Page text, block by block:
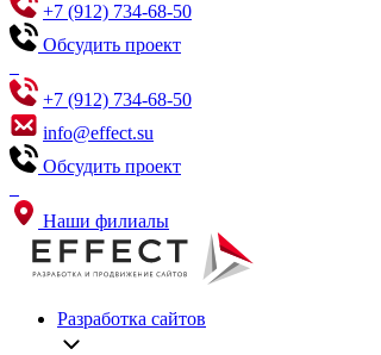
+7 (912) 734-68-50
Обсудить проект
+7 (912) 734-68-50
info@effect.su
Обсудить проект
Наши филиалы
Разработка сайтов